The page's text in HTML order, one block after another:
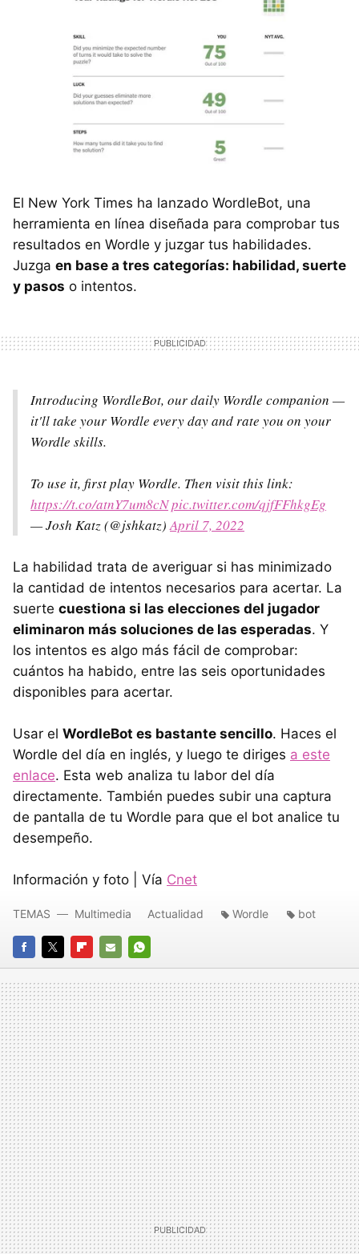
El New York Times ha lanzado WordleBot, una
herramienta en línea diseñada para comprobar tus
resultados en Wordle y juzgar tus habilidades.
Juzga en base a tres categorías: habilidad, suerte
y pasos o intentos.
Introducing WordleBot, our daily Wordle companion —
it'll take your Wordle every day and rate you on your
Wordle skills.
To use it, first play Wordle. Then visit this link:
https://t.co/atnY7um8cNpic.twitter.com/qjfFFhkgEg
— Josh Katz (@jshkatz)April 7, 2022
La habilidad trata de averiguar si has minimizado
la cantidad de intentos necesarios para acertar. La
suerte cuestiona si las elecciones del jugador
eliminaron más soluciones de las esperadas. Y
los intentos es algo más fácil de comprobar:
cuántos ha habido, entre las seis oportunidades
disponibles para acertar.
Usar el WordleBot es bastante sencillo. Haces el
Wordle del día en inglés, y luego te diriges a este
enlace. Esta web analiza tu labor del día
directamente. También puedes subir una captura
de pantalla de tu Wordle para que el bot analice tu
desempeño.
Información y foto | Vía Cnet
FACEBOOK
TWITTERFLIPBOARD
E-
MAIL
WHATSAPP
TEMAS Multimedia Actualidad Wordle bot